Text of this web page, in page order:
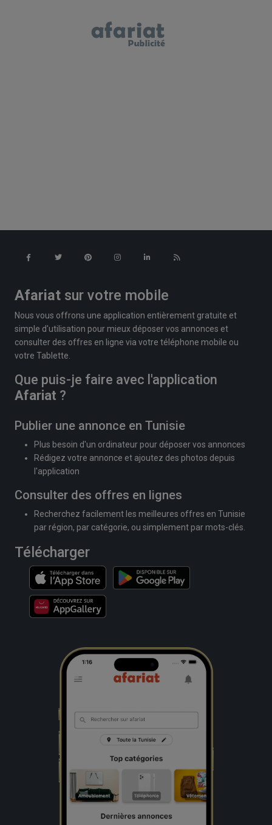
Afariat sur votre mobile
Nous vous offrons une application entièrement gratuite et
simple d'utilisation pour mieux déposer vos annonces et
consulter des offres en ligne via votre téléphone mobile ou
votre Tablette.
Que puis-je faire avec l'application
Afariat ?
Publier une annonce en Tunisie
Plus besoin d'un ordinateur pour déposer vos annonces
Rédigez votre annonce et ajoutez des photos depuis
l'application
Consulter des offres en lignes
Recherchez facilement les meilleures offres en Tunisie
par région, par catégorie, ou simplement par mots-clés.
Télécharger